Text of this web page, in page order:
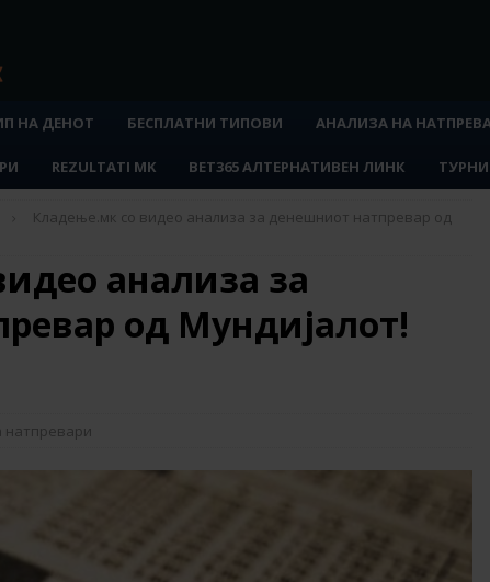
НА ДЕНОТ БЕСПЛАТНИ ТИПОВИ АНАЛИЗА НА
REZULTATI MK BET365 АЛТЕРНАТИВЕН ЛИНК
Кладење.мк со видео анализа за денешниот натпревар од
анализа за
од Мундијалот!
натпревари